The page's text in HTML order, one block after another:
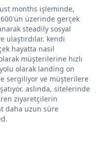
months işleminde,
üzerinde gerçek
steadily sosyal
ulaştırdılar. kendi
hayatta nasıl
müşterilerine hızlı
olarak landing on
sergiliyor ve müşterilere
aslında, sitelerinde
ziyaretçilerin
daha uzun süre